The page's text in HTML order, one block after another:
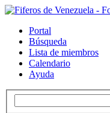
Portal
Búsqueda
Lista de miembros
Calendario
Ayuda